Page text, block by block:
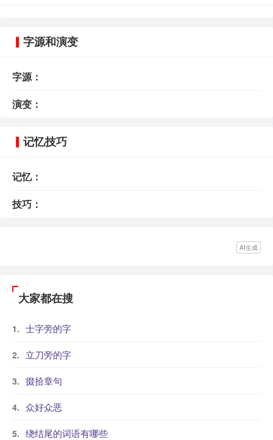
字源和演变
字源：
演变：
记忆技巧
记忆：
技巧：
AI生成
大家都在搜
士字旁的字
立刀旁的字
掇拾章句
众好众恶
绕结尾的词语有哪些